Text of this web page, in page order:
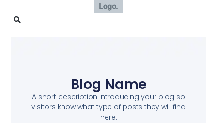
Blog Name
A short description introducing your blog so
visitors know what type of posts they will find
here.